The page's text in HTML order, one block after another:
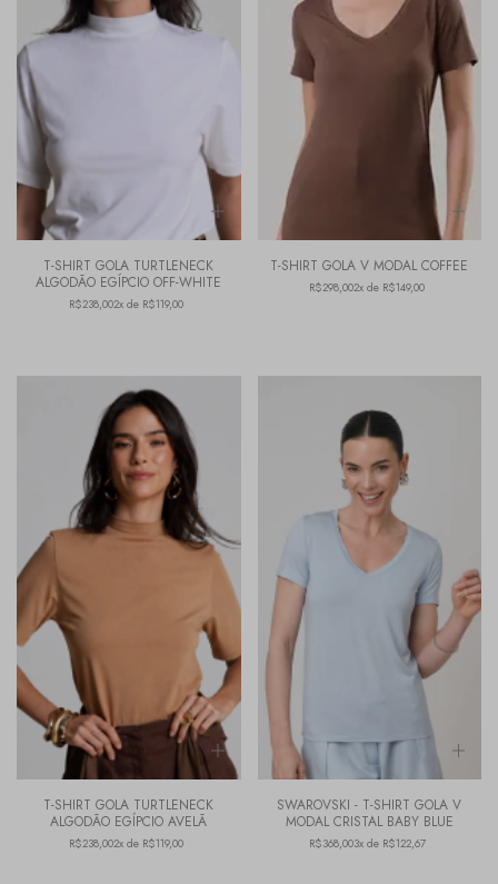
T-SHIRT GOLA TURTLENECK
ALGODÃO EGÍPCIO OFF-WHITE
R$238,002x de R$119,00
T-SHIRT GOLA V MODAL COFFEE
R$298,002x de R$149,00
T-SHIRT GOLA TURTLENECK
ALGODÃO EGÍPCIO AVELÃ
R$238,002x de R$119,00
SWAROVSKI - T-SHIRT GOLA V
MODAL CRISTAL BABY BLUE
R$368,003x de R$122,67